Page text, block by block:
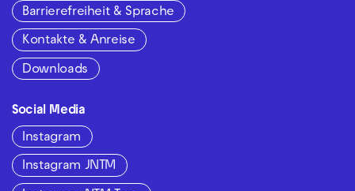
Barrierefreiheit & Sprache
Kontakte & Anreise
Downloads
Social Media
Instagram
Instagram JNTM